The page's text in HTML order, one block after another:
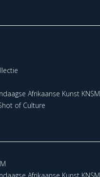
Afrikaanse Kunst KNSM
of Culture